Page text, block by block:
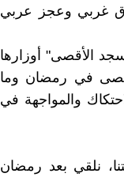
غربي وعجز عربي
الأقصى" أوزارها
في رمضان وما
والمواجهة في
نلقي بعد رمضان